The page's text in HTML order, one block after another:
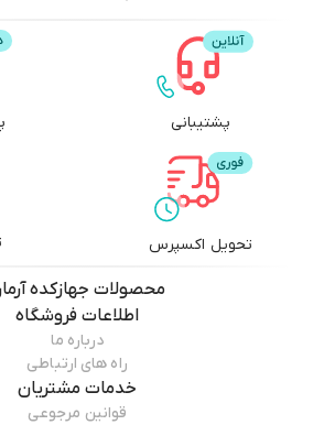
پشتیبانی
تحویل اکسپرس
محصولات جهازکده
اطلاعات فروشگاه
درباره ما
راه های ارتباطی
خدمات مشتریان
قوانین مرجوعی